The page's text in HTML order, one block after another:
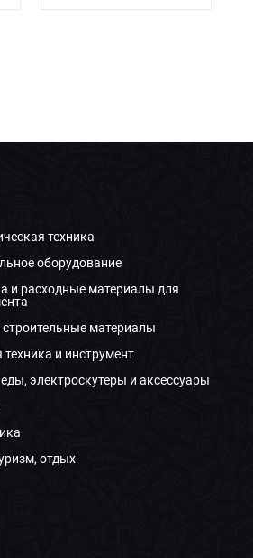
техника
оборудование
и расходные материалы для
материалы
и инструмент
электроскутеры и аксессуары
отдых